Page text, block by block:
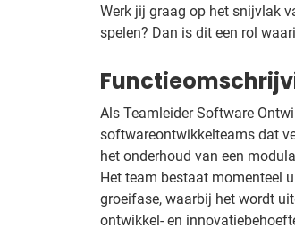
Werk jij graag op het snijvlak
spelen? Dan is dit een rol
Als Teamleider Software
softwareontwikkelteams dat
het onderhoud van een
Het team bestaat momenteel
groeifase, waarbij het wordt
ontwikkel- en